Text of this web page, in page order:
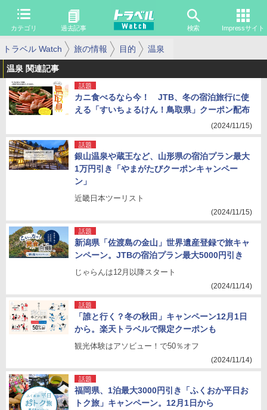
カテゴリ 過去記事 検索 Impressサイト
トラベル Watch 旅の情報 目的 温泉
温泉 関連記事
話題
カニ食べるなら今！ JTB、冬の宿泊旅行に使
える「すいちょるけん！鳥取県」クーポン配布
(2024/11/15)
話題
銀山温泉や蔵王など、山形県の宿泊プラン最大
1万円引き「やまがたびクーポンキャンペー
ン」
近畿日本ツーリスト
(2024/11/15)
話題
新潟県「佐渡島の金山」世界遺産登録で旅キャ
ンペーン。JTBの宿泊プラン最大5000円引き
じゃらんは12月以降スタート
(2024/11/14)
話題
「誰と行く？冬の秋田」キャンペーン12月1日
から。楽天トラベルで限定クーポンも
観光体験はアソビュー！で50％オフ
(2024/11/14)
話題
福岡県、1泊最大3000円引き「ふくおか平日お
トク旅」キャンペーン。12月1日から